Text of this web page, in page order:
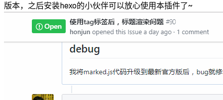
版本，之后安装hexo的小伙伴可以放心使用本插件了~